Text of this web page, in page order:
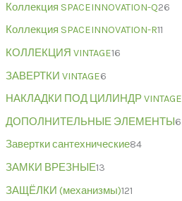
Коллекция SPACEINNOVATION-Q26
Коллекция SPACEINNOVATION-R11
КОЛЛЕКЦИЯ VINTAGE16
ЗАВЕРТКИ VINTAGE6
НАКЛАДКИ ПОД ЦИЛИНДР VINTAGE
ДОПОЛНИТЕЛЬНЫЕ ЭЛЕМЕНТЫ 6
Завертки сантехнические84
ЗАМКИ ВРЕЗНЫЕ13
ЗАЩЁЛКИ (механизмы)121